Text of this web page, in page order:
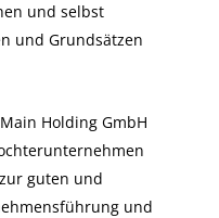
und selbst
und Grundsätzen
Holding GmbH
guten und
und